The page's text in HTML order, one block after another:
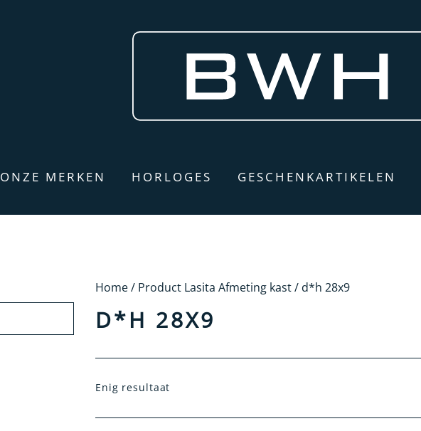
ONZE MERKEN HORLOGES GESCHENKARTIKELEN
Home/ Product Lasita Afmeting kast / d*h 28x9
D*H 28X9
Enig resultaat